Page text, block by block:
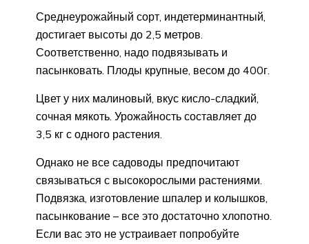
Среднеурожайный сорт, индетерминантный,
достигает высоты до 2,5 метров.
Соответственно, надо подвязывать и
пасынковать. Плоды крупные, весом до 400г.
Цвет у них малиновый, вкус кисло-сладкий,
сочная мякоть. Урожайность составляет до
3,5 кг с одного растения.
Однако не все садоводы предпочитают
связываться с высокорослыми растениями.
Подвязка, изготовление шпалер и колышков,
пасынкование – все это достаточно хлопотно.
Если вас это не устраивает попробуйте